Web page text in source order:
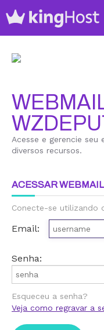
Acesse e gerencie
diversos recursos.
ACESSAR WEBMAIL
Conecte-se utilizando
Email:
Senha:
Esqueceu a senha?
Veja como regravar a